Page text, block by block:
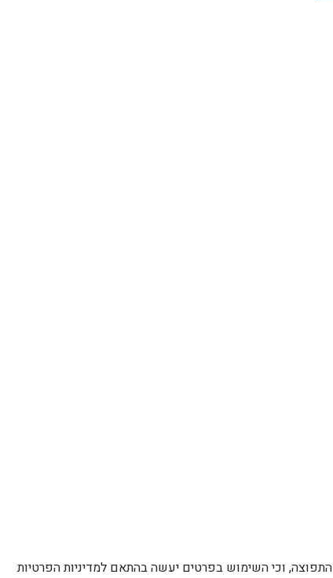
התפוצה, וכי השימוש בפרטים יעשה בהתאם למדיניות הפרטיות